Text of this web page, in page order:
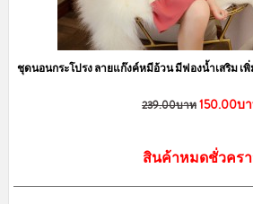
ชุดนอนกระโปรง ลายแก๊งค์หมีอ้วน มีฟองน้ำเสริม
239.00บาท150.00บ
สินค้าหมดชั่วคร